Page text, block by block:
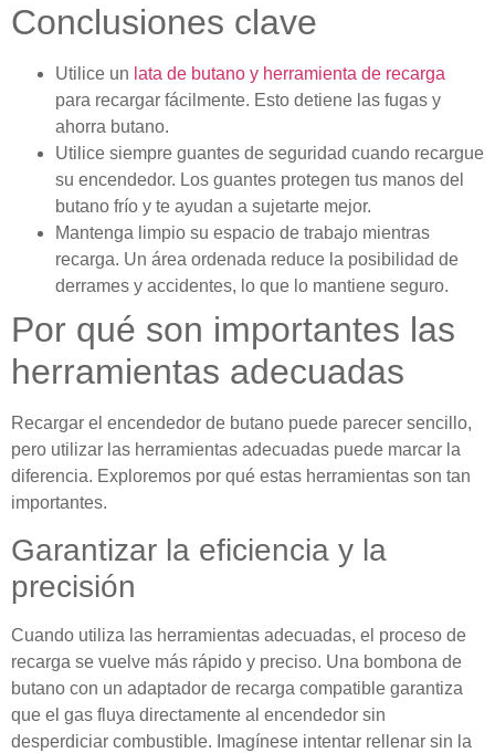
Conclusiones clave
Utilice un lata de butano y herramienta de recarga
para recargar fácilmente. Esto detiene las fugas y
ahorra butano.
Utilice siempre guantes de seguridad cuando recargue
su encendedor. Los guantes protegen tus manos del
butano frío y te ayudan a sujetarte mejor.
Mantenga limpio su espacio de trabajo mientras
recarga. Un área ordenada reduce la posibilidad de
derrames y accidentes, lo que lo mantiene seguro.
Por qué son importantes las
herramientas adecuadas
Recargar el encendedor de butano puede parecer sencillo,
pero utilizar las herramientas adecuadas puede marcar la
diferencia. Exploremos por qué estas herramientas son tan
importantes.
Garantizar la eficiencia y la
precisión
Cuando utiliza las herramientas adecuadas, el proceso de
recarga se vuelve más rápido y preciso. Una bombona de
butano con un adaptador de recarga compatible garantiza
que el gas fluya directamente al encendedor sin
desperdiciar combustible. Imagínese intentar rellenar sin la